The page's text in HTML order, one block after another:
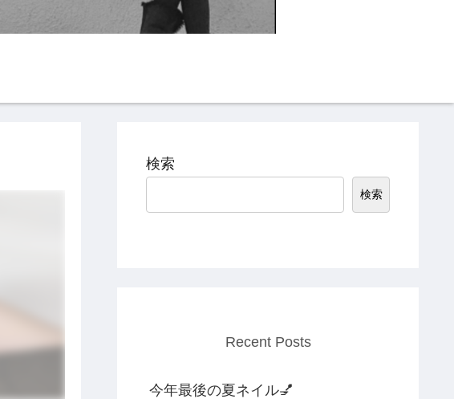
検索
検索
Recent Posts
今年最後の夏ネイル💅